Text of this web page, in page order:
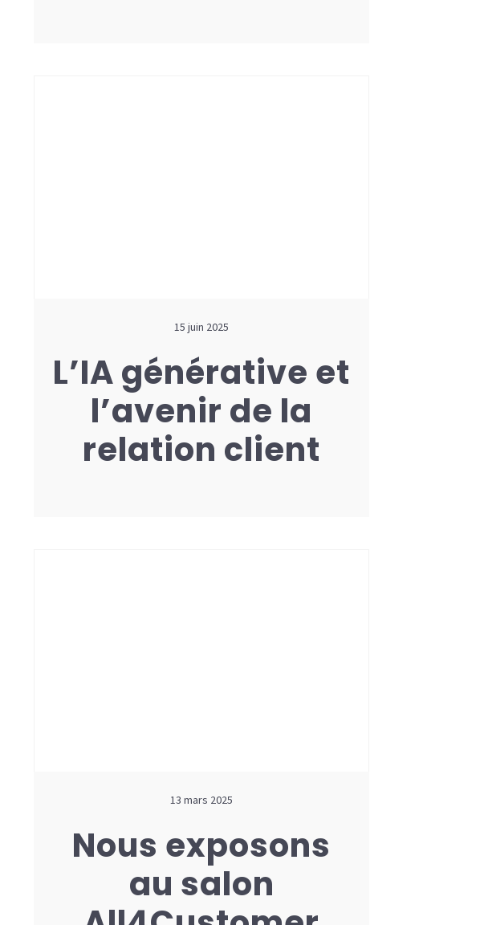
15 juin 2025
L’IA générative et
l’avenir de la
relation client
13 mars 2025
Nous exposons
au salon